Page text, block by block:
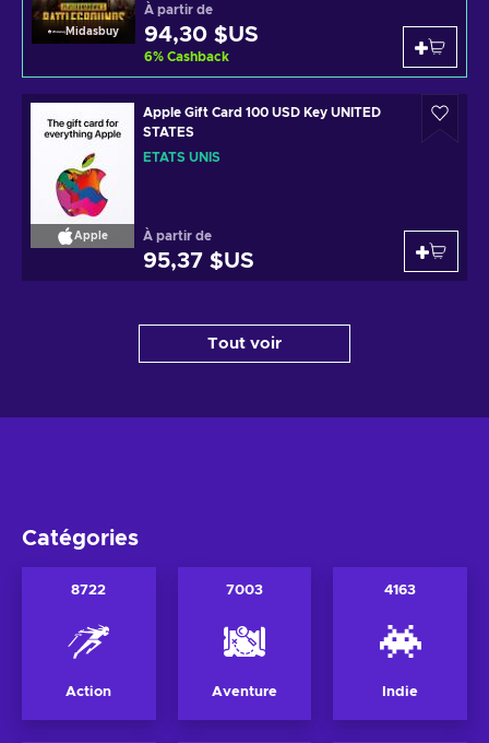
Midasbuy
À partir de
94,30 $US
6% Cashback
Apple
Apple Gift Card 100 USD Key UNITED
STATES
ÉTATS UNIS
À partir de
95,37 $US
Tout voir
Catégories
8722
Action
7003
Aventure
4163
Indie